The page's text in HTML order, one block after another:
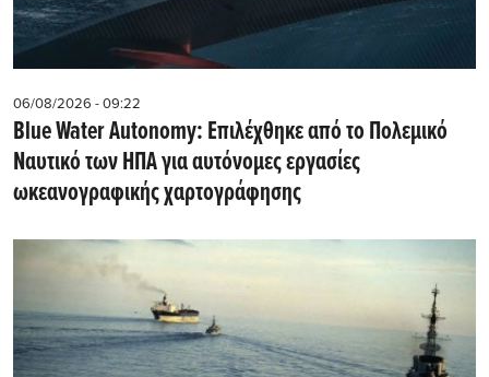
06/08/2026 - 09:22
Blue Water Autonomy: Επιλέχθηκε από το Πολεμικό
Ναυτικό των ΗΠΑ για αυτόνομες εργασίες
ωκεανογραφικής χαρτογράφησης